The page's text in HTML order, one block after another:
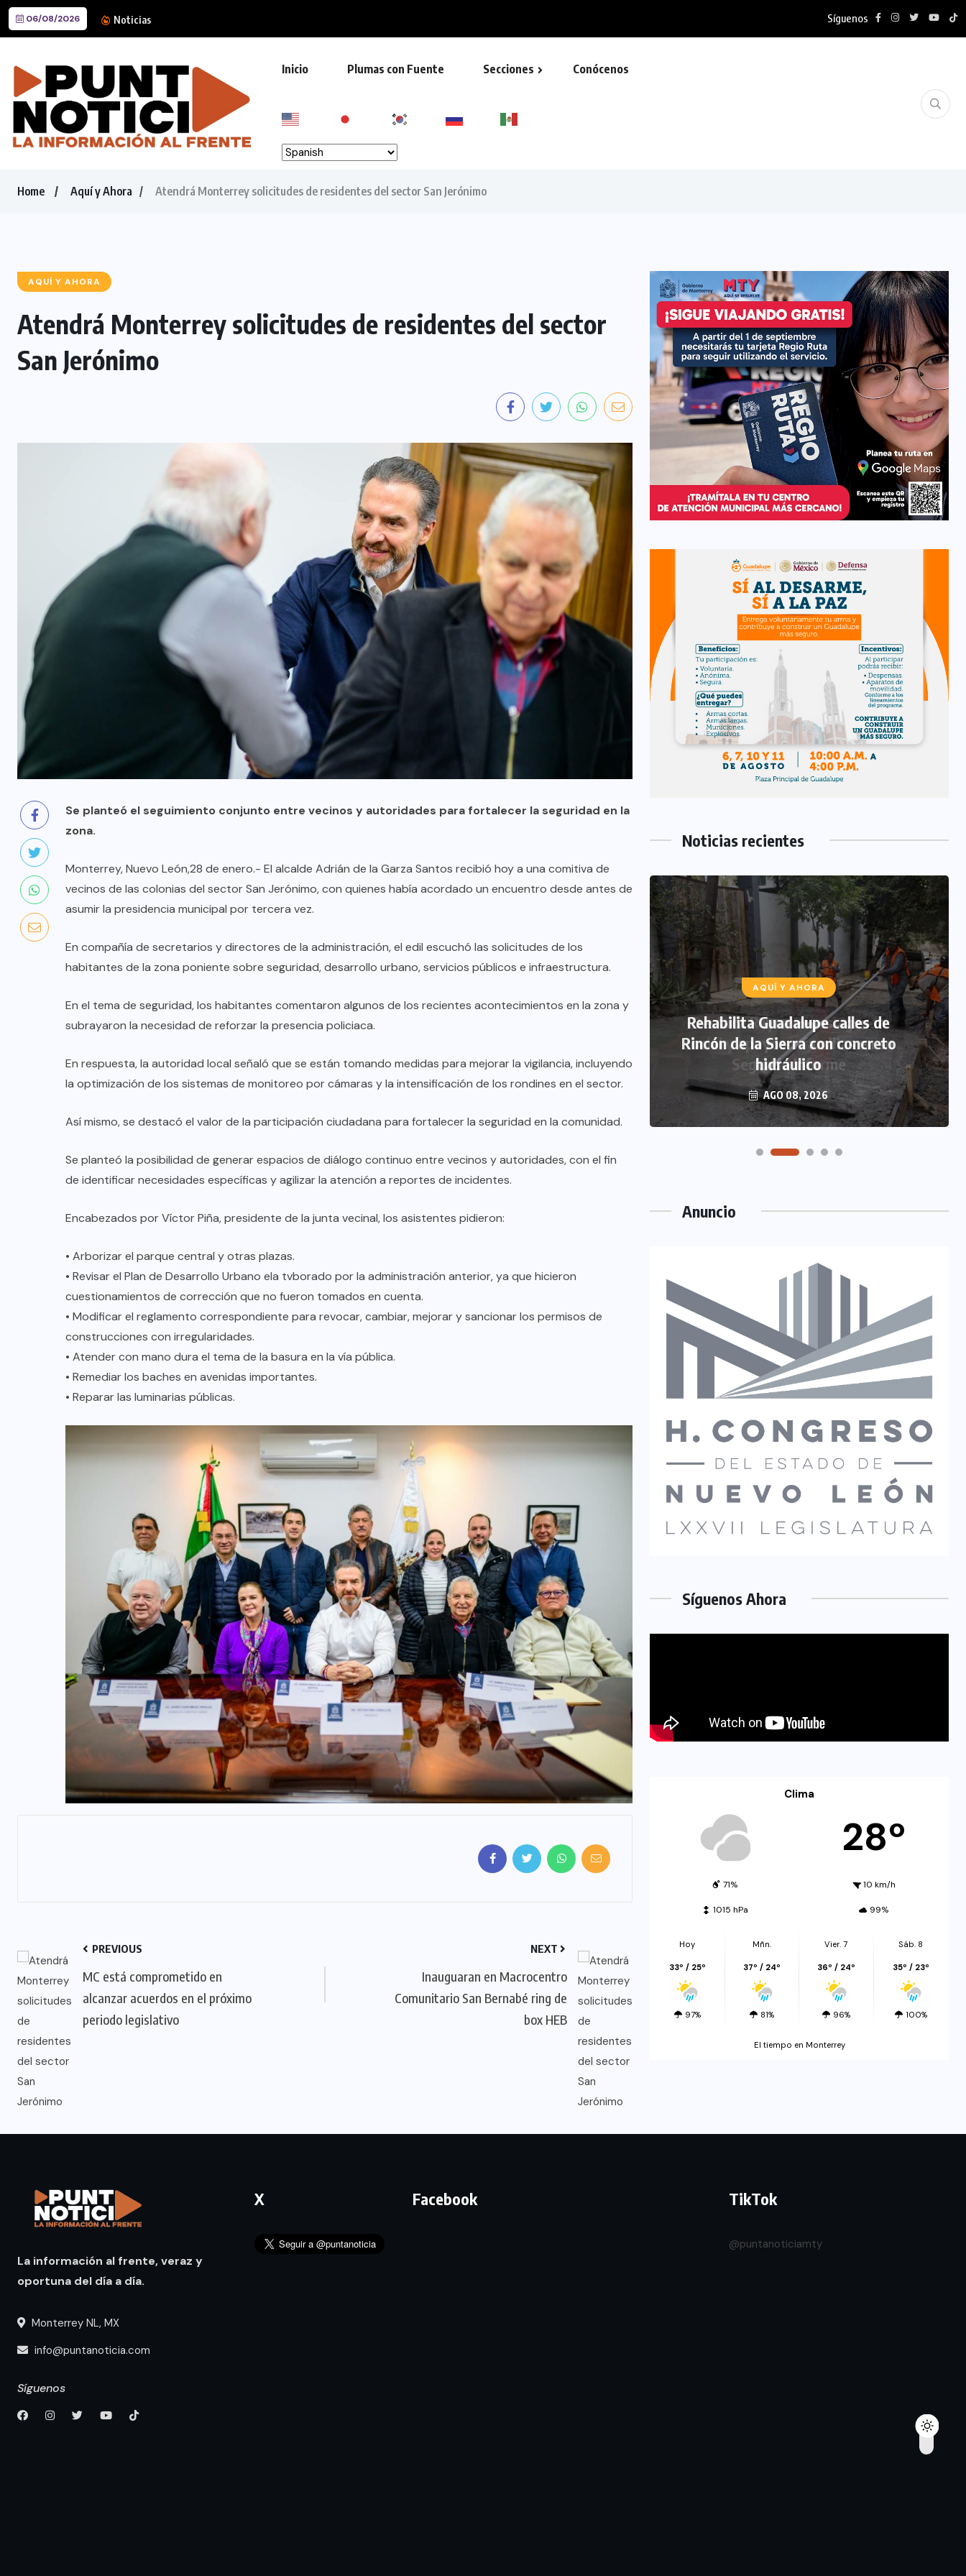
06/08/2026 Noticias Síguenos
Inicio Plumas con Fuente Secciones Conócenos
Home Aquí y Ahora Atendrá Monterrey solicitudes de residentes del sector San Jerónimo
AQUÍ Y AHORA
Atendrá Monterrey solicitudes de residentes del sector
San Jerónimo
Se planteó el seguimiento conjunto entre vecinos y autoridades para fortalecer la seguridad en la
zona.
Monterrey, Nuevo León,28 de enero.- El alcalde Adrián de la Garza Santos recibió hoy a una comitiva de
vecinos de las colonias del sector San Jerónimo, con quienes había acordado un encuentro desde antes de
asumir la presidencia municipal por tercera vez.
En compañía de secretarios y directores de la administración, el edil escuchó las solicitudes de los
habitantes de la zona poniente sobre seguridad, desarrollo urbano, servicios públicos e infraestructura.
En el tema de seguridad, los habitantes comentaron algunos de los recientes acontecimientos en la zona y
subrayaron la necesidad de reforzar la presencia policiaca.
En respuesta, la autoridad local señaló que se están tomando medidas para mejorar la vigilancia, incluyendo
la optimización de los sistemas de monitoreo por cámaras y la intensificación de los rondines en el sector.
Así mismo, se destacó el valor de la participación ciudadana para fortalecer la seguridad en la comunidad.
Se planteó la posibilidad de generar espacios de diálogo continuo entre vecinos y autoridades, con el fin
de identificar necesidades específicas y agilizar la atención a reportes de incidentes.
Encabezados por Víctor Piña, presidente de la junta vecinal, los asistentes pidieron:
• Arborizar el parque central y otras plazas.
• Revisar el Plan de Desarrollo Urbano ela tvborado por la administración anterior, ya que hicieron
cuestionamientos de corrección que no fueron tomados en cuenta.
• Modificar el reglamento correspondiente para revocar, cambiar, mejorar y sancionar los permisos de
construcciones con irregularidades.
• Atender con mano dura el tema de la basura en la vía pública.
• Remediar los baches en avenidas importantes.
• Reparar las luminarias públicas.
PREVIOUS
MC está comprometido en
alcanzar acuerdos en el próximo
periodo legislativo
NEXT
Inauguaran en Macrocentro
Comunitario San Bernabé ring de
box HEB
Noticias recientes
AQUÍ Y AHORA
Cumbres Santa Clara
Segundo Informe
AQUÍ Y AHORA
Rehabilita Guadalupe calles de
Rincón de la Sierra con concreto
hidráulico
AGO 08, 2026
Anuncio
Síguenos Ahora
Clima
28º
71% 10 km/h
1015 hPa 99%
Hoy
33º / 25º
97%
Mñn.
37º / 24º
81%
Vier. 7
36º / 24º
96%
Sáb. 8
35º / 23º
100%
El tiempo en Monterrey
La información al frente, veraz y
oportuna del día a día.
Monterrey NL, MX
info@puntanoticia.com
Síguenos
X Facebook TikTok
@puntanoticiamty